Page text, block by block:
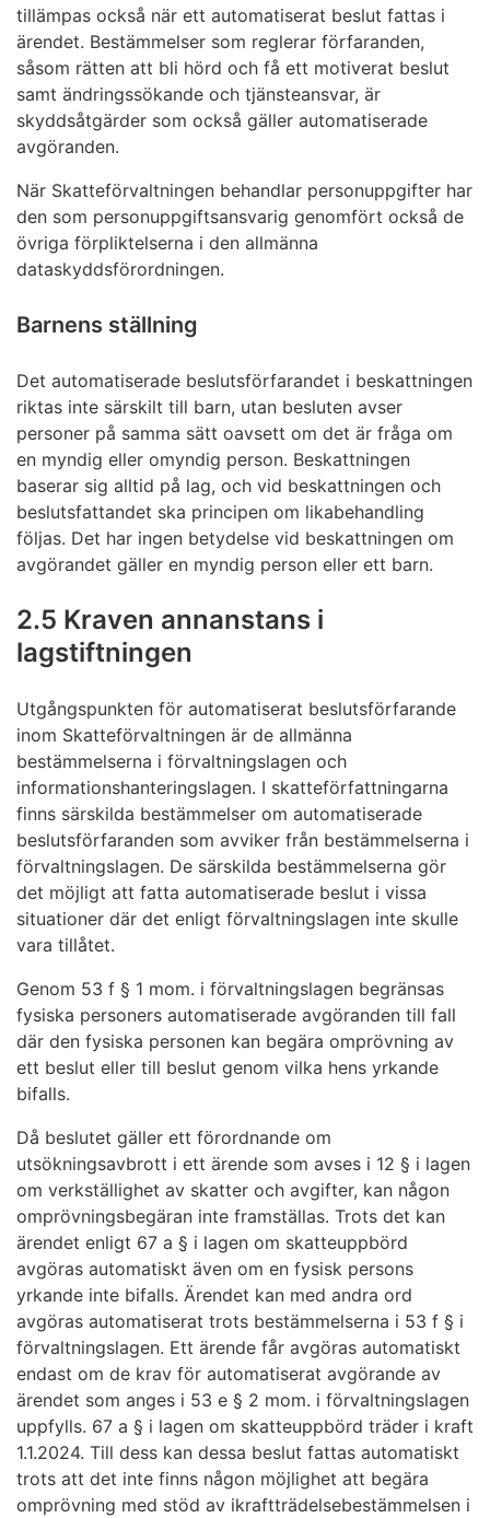
tillämpas också när ett automatiserat beslut fattas i
ärendet. Bestämmelser som reglerar förfaranden,
såsom rätten att bli hörd och få ett motiverat beslut
samt ändringssökande och tjänsteansvar, är
skyddsåtgärder som också gäller automatiserade
avgöranden.
När Skatteförvaltningen behandlar personuppgifter har
den som personuppgiftsansvarig genomfört också de
övriga förpliktelserna i den allmänna
dataskyddsförordningen.
Barnens ställning
Det automatiserade beslutsförfarandet i beskattningen
riktas inte särskilt till barn, utan besluten avser
personer på samma sätt oavsett om det är fråga om
en myndig eller omyndig person. Beskattningen
baserar sig alltid på lag, och vid beskattningen och
beslutsfattandet ska principen om likabehandling
följas. Det har ingen betydelse vid beskattningen om
avgörandet gäller en myndig person eller ett barn.
2.5 Kraven annanstans i
lagstiftningen
Utgångspunkten för automatiserat beslutsförfarande
inom Skatteförvaltningen är de allmänna
bestämmelserna i förvaltningslagen och
informationshanteringslagen. I skatteförfattningarna
finns särskilda bestämmelser om automatiserade
beslutsförfaranden som avviker från bestämmelserna i
förvaltningslagen. De särskilda bestämmelserna gör
det möjligt att fatta automatiserade beslut i vissa
situationer där det enligt förvaltningslagen inte skulle
vara tillåtet.
Genom 53 f § 1 mom. i förvaltningslagen begränsas
fysiska personers automatiserade avgöranden till fall
där den fysiska personen kan begära omprövning av
ett beslut eller till beslut genom vilka hens yrkande
bifalls.
Då beslutet gäller ett förordnande om
utsökningsavbrott i ett ärende som avses i 12 § i lagen
om verkställighet av skatter och avgifter, kan någon
omprövningsbegäran inte framställas. Trots det kan
ärendet enligt 67 a § i lagen om skatteuppbörd
avgöras automatiskt även om en fysisk persons
yrkande inte bifalls. Ärendet kan med andra ord
avgöras automatiserat trots bestämmelserna i 53 f § i
förvaltningslagen. Ett ärende får avgöras automatiskt
endast om de krav för automatiserat avgörande av
ärendet som anges i 53 e § 2 mom. i förvaltningslagen
uppfylls. 67 a § i lagen om skatteuppbörd träder i kraft
1.1.2024. Till dess kan dessa beslut fattas automatiskt
trots att det inte finns någon möjlighet att begära
omprövning med stöd av ikraftträdelsebestämmelsen i